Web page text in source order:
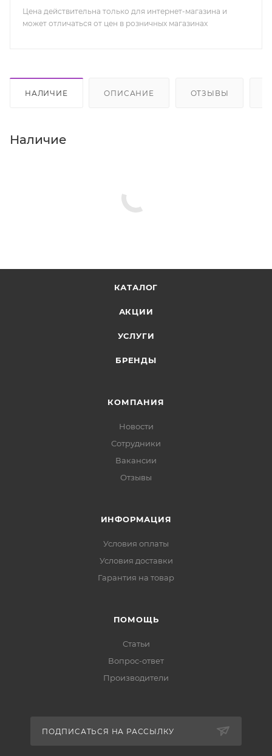
Цена действительна только для интернет-магазина и
может отличаться от цен в розничных магазинах
НАЛИЧИЕ ОПИСАНИЕ ОТЗЫВЫ
Наличие
КАТАЛОГ
АКЦИИ
УСЛУГИ
БРЕНДЫ
КОМПАНИЯ
Новости
Сотрудники
Вакансии
Отзывы
ИНФОРМАЦИЯ
Условия оплаты
Условия доставки
Гарантия на товар
ПОМОЩЬ
Статьи
Вопрос-ответ
Производители
ПОДПИСАТЬСЯ НА РАССЫЛКУ